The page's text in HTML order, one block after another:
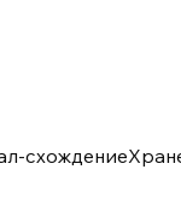
схождение